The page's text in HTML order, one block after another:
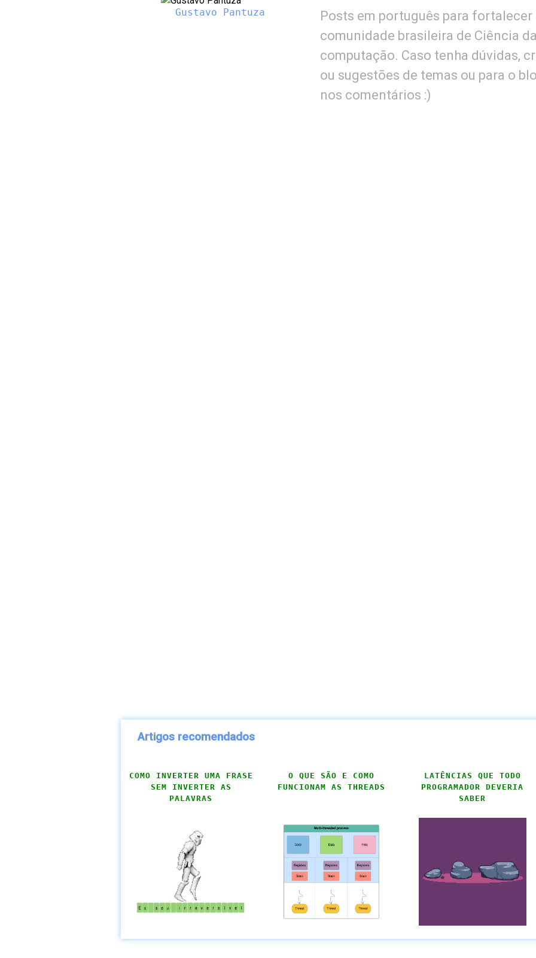
Gustavo Pantuza
Posts em português para fortalecer
comunidade brasileira de Ciência
computação. Caso tenha dúvidas,
ou sugestões de temas ou para o
nos comentários :)
Artigos recomendados
COMO INVERTER UMA FRASE
SEM INVERTER AS
PALAVRAS
O QUE SÃO E COMO
FUNCIONAM AS THREADS
LATÊNCIAS QUE TODO
PROGRAMADOR DEVERIA
SABER